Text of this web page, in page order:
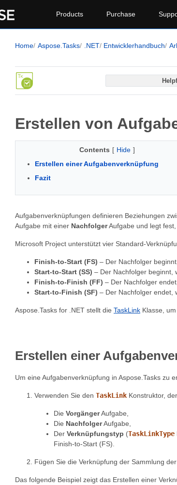
Products Purchase
Home Aspose.Tasks .NET Entwicklerhandbuch
Erstellen von
Contents [ Hide ]
Erstellen einer Aufgabenverknüpfung
Fazit
Aufgabenverknüpfungen definieren Beziehungen
Aufgabe mit einer NachfolgerAufgabe und legt
Microsoft Project unterstützt vier Standard-
Finish-to-Start (FS) – Der Nachfolger
Start-to-Start (SS) – Der Nachfolger beginnt,
Finish-to-Finish (FF) – Der Nachfolger
Start-to-Finish (SF) – Der Nachfolger endet,
Aspose.Tasks for .NET stellt die TaskLink Klasse,
Erstellen einer
Um eine Aufgabenverknüpfung in Aspose.Tasks zu
Verwenden Sie den TaskLink Konstruktor,
Die VorgängerAufgabe,
Die NachfolgerAufgabe,
Der Verknüpfungstyp (TaskLinkType
Finish-to-Start (FS).
Fügen Sie die Verknüpfung der Sammlung
Das folgende Beispiel zeigt das Erstellen einer